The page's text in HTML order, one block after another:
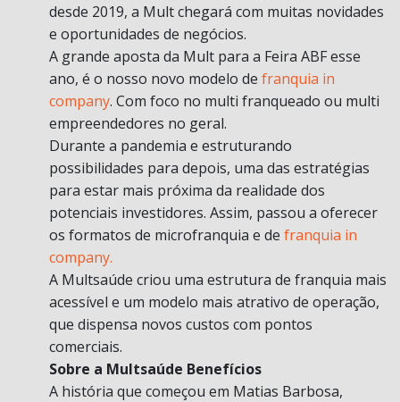
desde 2019, a Mult chegará com muitas novidades
e oportunidades de negócios.
A grande aposta da Mult para a Feira ABF esse
ano, é o nosso novo modelo de franquia in
company. Com foco no multi franqueado ou multi
empreendedores no geral.
Durante a pandemia e estruturando
possibilidades para depois, uma das estratégias
para estar mais próxima da realidade dos
potenciais investidores. Assim, passou a oferecer
os formatos de microfranquia e de franquia in
company.
A Multsaúde criou uma estrutura de franquia mais
acessível e um modelo mais atrativo de operação,
que dispensa novos custos com pontos
comerciais.
Sobre a Multsaúde Benefícios
A história que começou em Matias Barbosa,